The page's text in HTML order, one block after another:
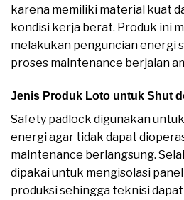
karena memiliki material kuat
kondisi kerja berat. Produk ini
melakukan penguncian energi
proses maintenance berjalan
Jenis Produk Loto untuk Shut
Safety padlock digunakan
energi agar tidak dapat
maintenance berlangsung.
dipakai untuk mengisolasi
produksi sehingga teknisi